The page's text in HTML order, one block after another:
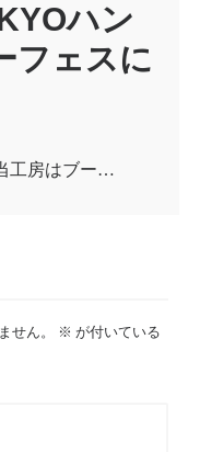
ハン
フェスに
工房はブー…
せん。 ※ が付いている